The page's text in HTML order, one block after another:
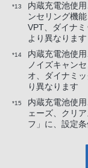
*13
内蔵充電池使
ンセリング機
VPT、ダイナ
より異なります
*14
内蔵充電池使
ノイズキャン
オ、ダイナミ
り異なります
*15
内蔵充電池使
ェーズ、クリ
フ」に、設定